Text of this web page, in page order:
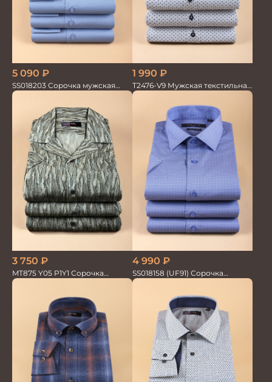
5 090 ₽
SS018203 Сорочка мужская
GROSTYLE PRIME
1 990 ₽
T2476-V9 Мужская текстильная
рубашка / Сорочка
3 750 ₽
MT875 Y05 P1Y1 Сорочка
мужская
4 990 ₽
SS018158 (UF91) Сорочка
мужская GROSTYLE PRIME